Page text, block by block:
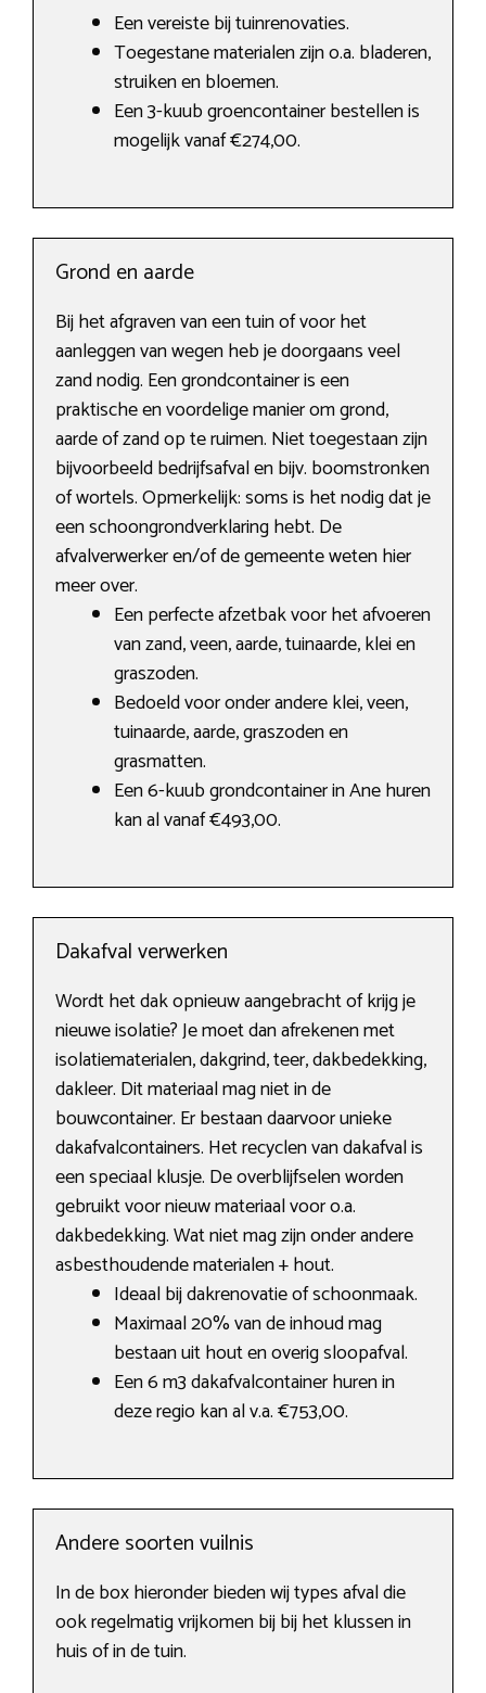
Een vereiste bij tuinrenovaties.
Toegestane materialen zijn o.a. bladeren,
struiken en bloemen.
Een 3-kuub groencontainer bestellen is
mogelijk vanaf €274,00.
Grond en aarde
Bij het afgraven van een tuin of voor het
aanleggen van wegen heb je doorgaans veel
zand nodig. Een grondcontainer is een
praktische en voordelige manier om grond,
aarde of zand op te ruimen. Niet toegestaan zijn
bijvoorbeeld bedrijfsafval en bijv. boomstronken
of wortels. Opmerkelijk: soms is het nodig dat je
een schoongrondverklaring hebt. De
afvalverwerker en/of de gemeente weten hier
meer over.
Een perfecte afzetbak voor het afvoeren
van zand, veen, aarde, tuinaarde, klei en
graszoden.
Bedoeld voor onder andere klei, veen,
tuinaarde, aarde, graszoden en
grasmatten.
Een 6-kuub grondcontainer in Ane huren
kan al vanaf €493,00.
Dakafval verwerken
Wordt het dak opnieuw aangebracht of krijg je
nieuwe isolatie? Je moet dan afrekenen met
isolatiematerialen, dakgrind, teer, dakbedekking,
dakleer. Dit materiaal mag niet in de
bouwcontainer. Er bestaan daarvoor unieke
dakafvalcontainers. Het recyclen van dakafval is
een speciaal klusje. De overblijfselen worden
gebruikt voor nieuw materiaal voor o.a.
dakbedekking. Wat niet mag zijn onder andere
asbesthoudende materialen + hout.
Ideaal bij dakrenovatie of schoonmaak.
Maximaal 20% van de inhoud mag
bestaan uit hout en overig sloopafval.
Een 6 m3 dakafvalcontainer huren in
deze regio kan al v.a. €753,00.
Andere soorten vuilnis
In de box hieronder bieden wij types afval die
ook regelmatig vrijkomen bij bij het klussen in
huis of in de tuin.